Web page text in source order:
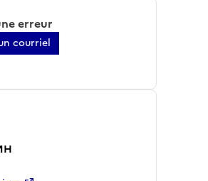
erreur
courriel